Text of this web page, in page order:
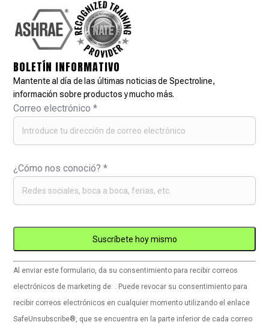
BOLETÍN INFORMATIVO
Mantente al día de las últimas noticias de Spectroline,
información sobre productos y mucho más.
Correo electrónico*
¿Cómo nos conoció?*
Uso
de
Constant
Contact.
Al enviar este formulario, da su consentimiento para recibir correos
electrónicos de marketing de: . Puede revocar su consentimiento para
recibir correos electrónicos en cualquier momento utilizando el enlace
SafeUnsubscribe®, que se encuentra en la parte inferior de cada correo